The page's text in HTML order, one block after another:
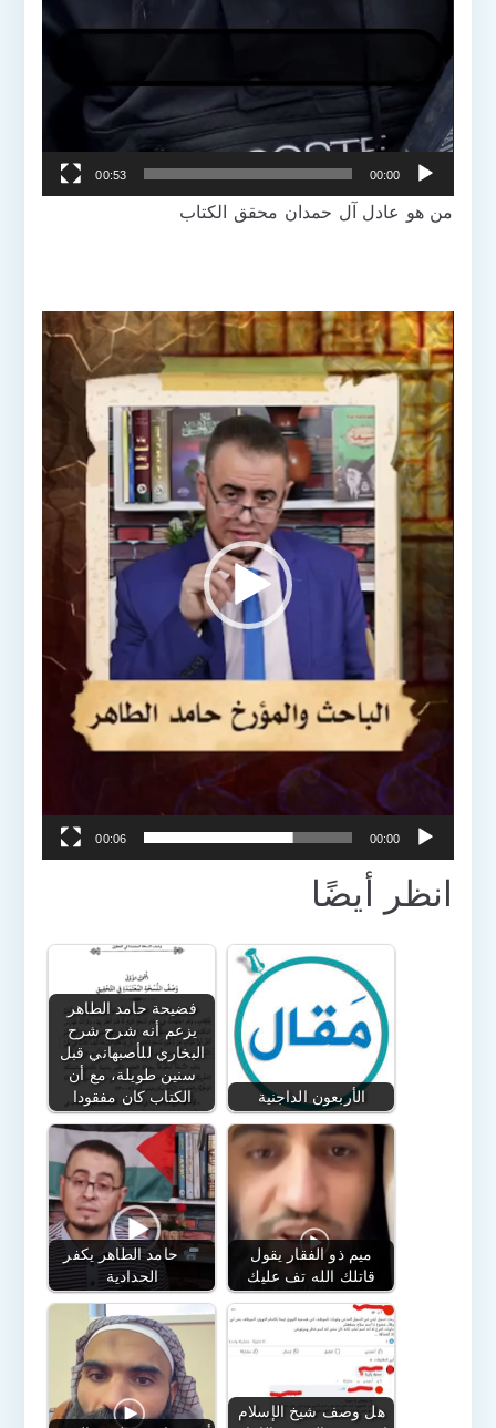
00:00
00:53
من هو عادل آل حمدان محقق الكتاب
مشغل
الفيديو
00:00
00:06
انظر أيضًا
فضيحة حامد الطاهر
يزعم أنه شرح شرح
البخاري للأصبهاني قبل
سنين طويلة، مع أن
الكتاب كان مفقودا
الأربعون الداجنية
حامد الطاهر يكفر
الحدادية
ميم ذو الفقار يقول
قاتلك الله تف عليك
هل وصف شيخ الإسلام